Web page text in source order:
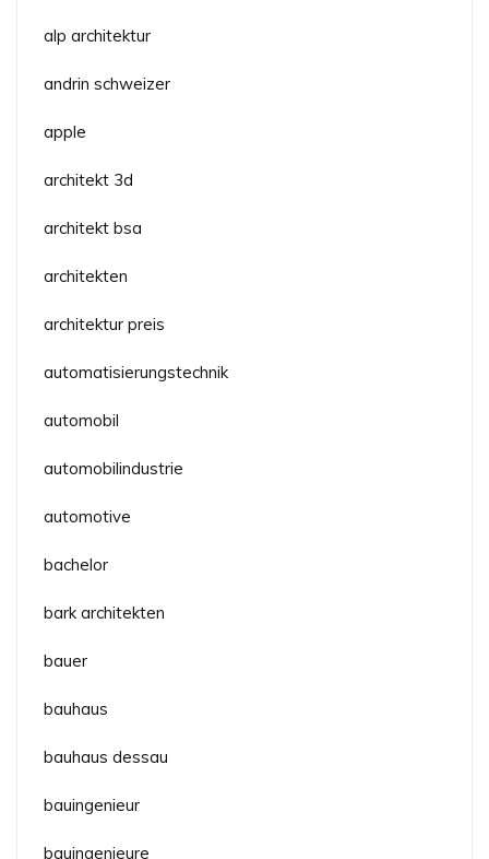
alp architektur
andrin schweizer
apple
architekt 3d
architekt bsa
architekten
architektur preis
automatisierungstechnik
automobil
automobilindustrie
automotive
bachelor
bark architekten
bauer
bauhaus
bauhaus dessau
bauingenieur
bauingenieure